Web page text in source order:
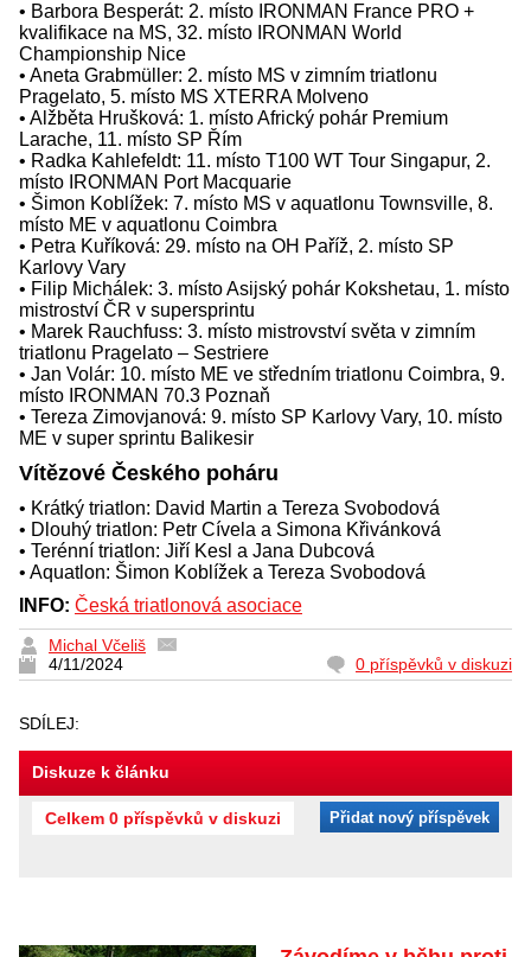
• Barbora Besperát: 2. místo IRONMAN France PRO +
kvalifikace na MS, 32. místo IRONMAN World
Championship Nice
• Aneta Grabmüller: 2. místo MS v zimním triatlonu
Pragelato, 5. místo MS XTERRA Molveno
• Alžběta Hrušková: 1. místo Africký pohár Premium
Larache, 11. místo SP Řím
• Radka Kahlefeldt: 11. místo T100 WT Tour Singapur, 2.
místo IRONMAN Port Macquarie
• Šimon Koblížek: 7. místo MS v aquatlonu Townsville, 8.
místo ME v aquatlonu Coimbra
• Petra Kuříková: 29. místo na OH Paříž, 2. místo SP
Karlovy Vary
• Filip Michálek: 3. místo Asijský pohár Kokshetau, 1. místo
mistroství ČR v supersprintu
• Marek Rauchfuss: 3. místo mistrovství světa v zimním
triatlonu Pragelato – Sestriere
• Jan Volár: 10. místo ME ve středním triatlonu Coimbra, 9.
místo IRONMAN 70.3 Poznaň
• Tereza Zimovjanová: 9. místo SP Karlovy Vary, 10. místo
ME v super sprintu Balikesir
Vítězové Českého poháru
• Krátký triatlon: David Martin a Tereza Svobodová
• Dlouhý triatlon: Petr Cívela a Simona Křivánková
• Terénní triatlon: Jiří Kesl a Jana Dubcová
• Aquatlon: Šimon Koblížek a Tereza Svobodová
INFO: Česká triatlonová asociace
Michal Včeliš
4/11/2024
0 příspěvků v diskuzi
SDÍLEJ:
Diskuze k článku
Celkem 0 příspěvků v diskuzi Přidat nový příspěvek